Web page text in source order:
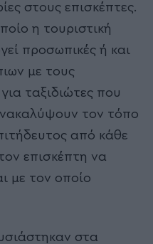
στους επισκέπτες.
η τουριστική
προσωπικές ή και
με τους
ταξιδιώτες που
τον τόπο
από κάθε
επισκέπτη να
με τον οποίο
στα